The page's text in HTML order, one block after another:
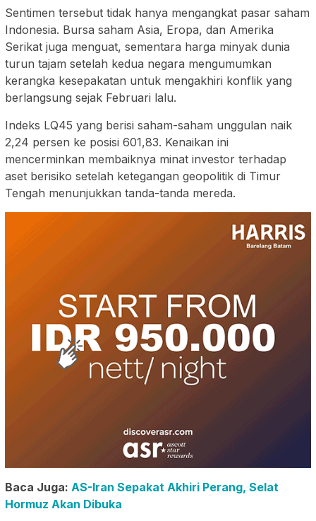
Sentimen tersebut tidak hanya mengangkat pasar saham
Indonesia. Bursa saham Asia, Eropa, dan Amerika
Serikat juga menguat, sementara harga minyak dunia
turun tajam setelah kedua negara mengumumkan
kerangka kesepakatan untuk mengakhiri konflik yang
berlangsung sejak Februari lalu.
Indeks LQ45 yang berisi saham-saham unggulan naik
2,24 persen ke posisi 601,83. Kenaikan ini
mencerminkan membaiknya minat investor terhadap
aset berisiko setelah ketegangan geopolitik di Timur
Tengah menunjukkan tanda-tanda mereda.
Baca Juga: AS-Iran Sepakat Akhiri Perang, Selat
Hormuz Akan Dibuka